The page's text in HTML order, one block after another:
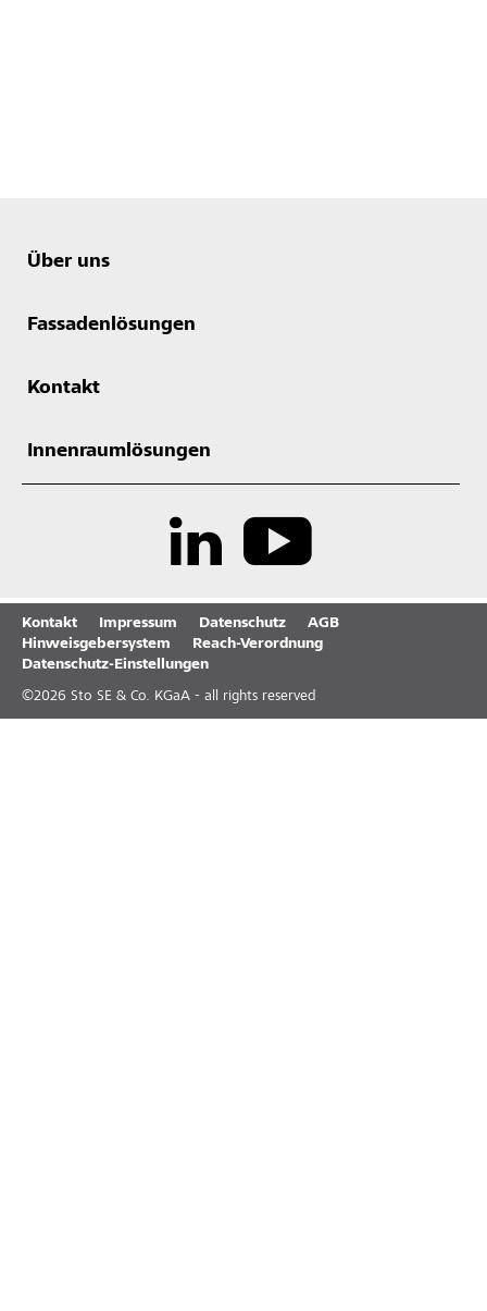
Über uns
Fassadenlösungen
Kontakt
Innenraumlösungen
Kontakt Impressum Datenschutz
AGB
Hinweisgebersystem
Reach-Verordnung
Datenschutz-Einstellungen
©2026 Sto SE & Co. KGaA - all rights reserved